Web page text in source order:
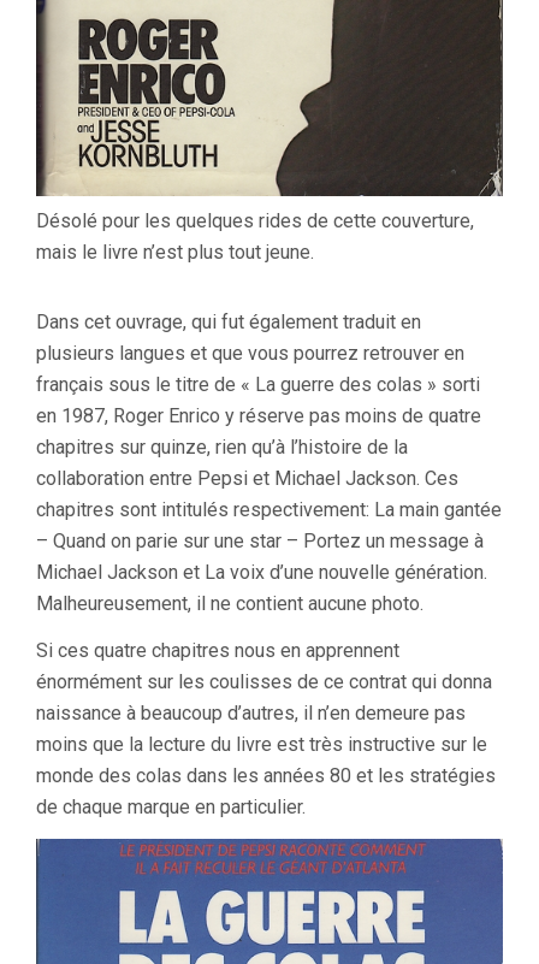
Désolé pour les quelques rides de cette couverture,
mais le livre n’est plus tout jeune.
Dans cet ouvrage, qui fut également traduit en
plusieurs langues et que vous pourrez retrouver en
français sous le titre de « La guerre des colas » sorti
en 1987, Roger Enrico y réserve pas moins de quatre
chapitres sur quinze, rien qu’à l’histoire de la
collaboration entre Pepsi et Michael Jackson. Ces
chapitres sont intitulés respectivement: La main gantée
– Quand on parie sur une star – Portez un message à
Michael Jackson et La voix d’une nouvelle génération.
Malheureusement, il ne contient aucune photo.
Si ces quatre chapitres nous en apprennent
énormément sur les coulisses de ce contrat qui donna
naissance à beaucoup d’autres, il n’en demeure pas
moins que la lecture du livre est très instructive sur le
monde des colas dans les années 80 et les stratégies
de chaque marque en particulier.